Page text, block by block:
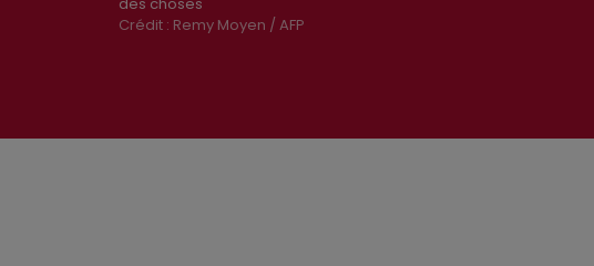
des choses
Crédit : Remy Moyen / AFP